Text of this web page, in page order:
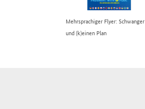
Mehrsprachiger Flyer: Schwanger
und (k)einen Plan